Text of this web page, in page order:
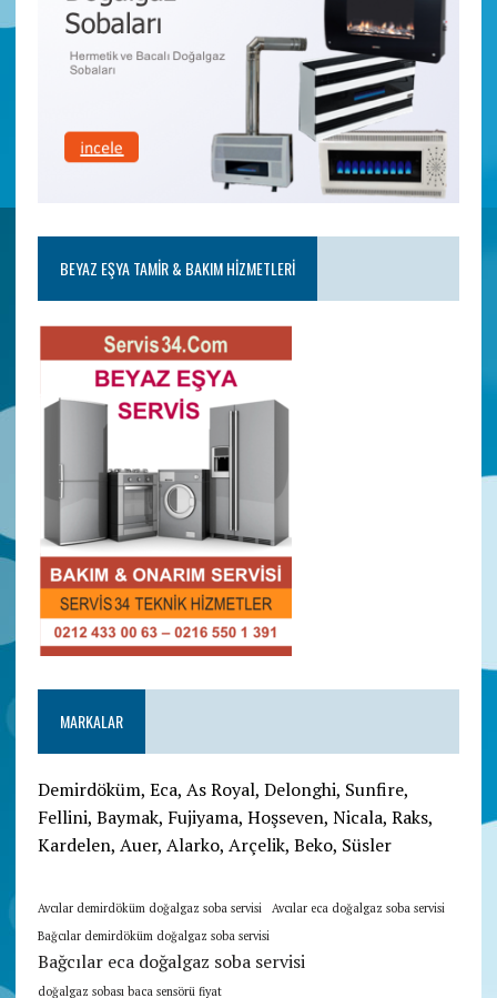
BEYAZ EŞYA TAMIR & BAKIM HIZMETLERI
MARKALAR
Demirdöküm, Eca, As Royal, Delonghi, Sunfire,
Fellini, Baymak, Fujiyama, Hoşseven, Nicala, Raks,
Kardelen, Auer, Alarko, Arçelik, Beko, Süsler
Avcılar demirdöküm doğalgaz soba servisi
Avcılar eca doğalgaz soba servisi
Bağcılar demirdöküm doğalgaz soba servisi
Bağcılar eca doğalgaz soba servisi
doğalgaz sobası baca sensörü fiyat